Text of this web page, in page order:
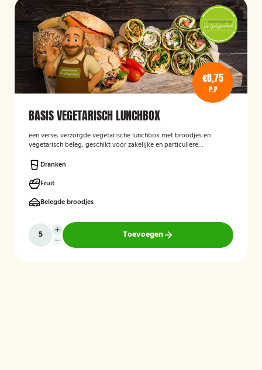
€8,75
P.P
BASIS VEGETARISCH LUNCHBOX
een verse, verzorgde vegetarische lunchbox met broodjes en
vegetarisch beleg, geschikt voor zakelijke en particuliere
Dranken
Fruit
Belegde broodjes
Toevoegen